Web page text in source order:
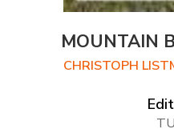
MOUNTAIN
CHRISTOPH